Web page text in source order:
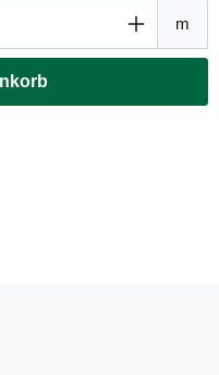
gewünschten m